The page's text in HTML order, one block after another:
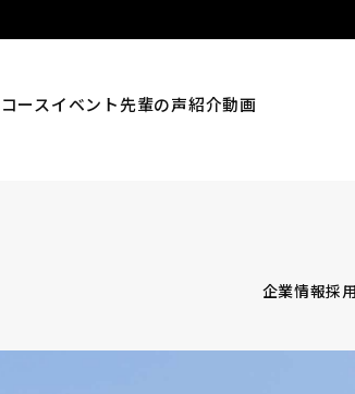
コースイベント先輩の声紹介動画
企業情報採